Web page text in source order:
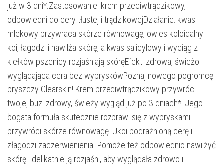
już w 3 dni*.Zastosowanie: krem przeciwtrądzikowy,
odpowiedni do cery tłustej i trądzikowejDziałanie: kwas
mlekowy przywraca skórze równowagę, owies koloidalny
koi, łagodzi i nawilża skórę, a kwas salicylowy i wyciąg z
kiełków pszenicy rozjaśniają skóręEfekt: zdrowa, świeżo
wyglądająca cera bez wypryskówPoznaj nowego pogromcę
pryszczy Clearskin! Krem przeciwtrądzikowy przywróci
twojej buzi zdrowy, świeży wygląd już po 3 dniach*! Jego
bogata formuła skutecznie rozprawi się z wypryskami i
przywróci skórze równowagę. Ukoi podrażnioną cerę i
złagodzi zaczerwienienia. Pomoże też odpowiednio nawilżyć
skórę i delikatnie ją rozjaśni, aby wyglądała zdrowo i